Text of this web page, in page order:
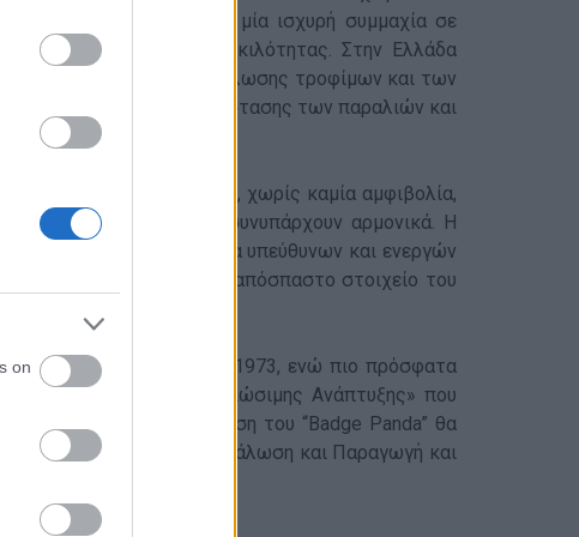
on
να δημιουργήσει μία ισχυρή συμμαχία σε
προστασία της βιοποικιλότητας. Στην Ελλάδα
της συχνότητας κατανάλωσης τροφίμων και των
καταγραφή της κατάστασης των παραλιών και
του πλανήτη μας ανήκει, χωρίς καμία αμφιβολία,
άνθρωπος και φύση θα συνυπάρχουν αρμονικά. Η
στη δημιουργία υπεύθυνων και ενεργών
ανάπτυξης και ως αναπόσπαστο στοιχείο του
από το 1973, ενώ πιο πρόσφατα
για τους Στόχους Βιώσιμης Ανάπτυξης» που
για την απόκτηση του “Badge Panda” θα
12 - Υπεύθυνη Κατανάλωση και Παραγωγή και